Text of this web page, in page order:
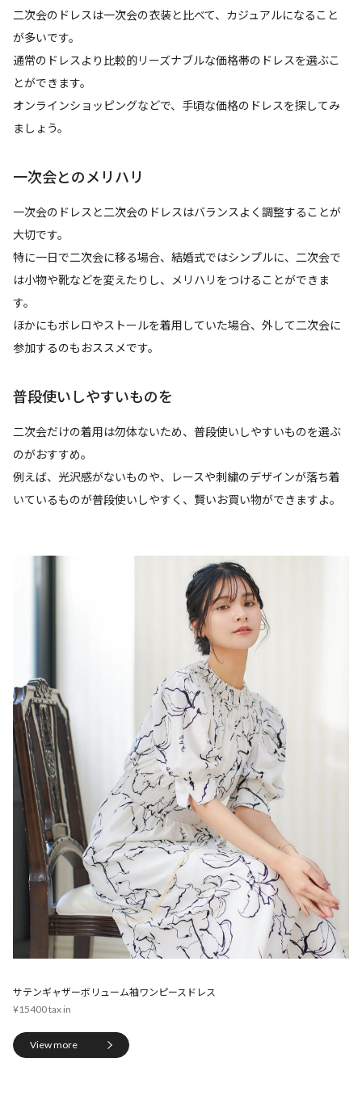
二次会のドレスは一次会の衣装と比べて、カジュアルになること
が多いです。
通常のドレスより比較的リーズナブルな価格帯のドレスを選ぶこ
とができます。
オンラインショッピングなどで、手頃な価格のドレスを探してみ
ましょう。
一次会とのメリハリ
一次会のドレスと二次会のドレスはバランスよく調整することが
大切です。
特に一日で二次会に移る場合、結婚式ではシンプルに、二次会で
は小物や靴などを変えたりし、メリハリをつけることができま
す。
ほかにもボレロやストールを着用していた場合、外して二次会に
参加するのもおススメです。
普段使いしやすいものを
二次会だけの着用は勿体ないため、普段使いしやすいものを選ぶ
のがおすすめ。
例えば、光沢感がないものや、レースや刺繍のデザインが落ち着
いているものが普段使いしやすく、賢いお買い物ができますよ。
サテンギャザーボリューム袖ワンピースドレス
¥15400
View more